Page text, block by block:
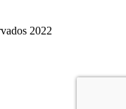
2022